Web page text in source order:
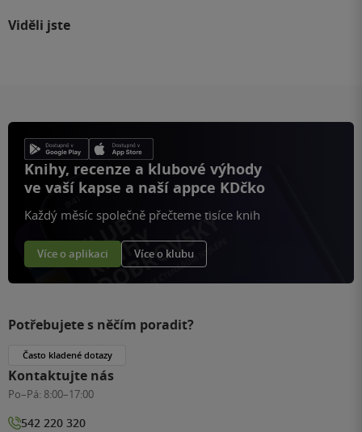
Viděli jste
Knihy, recenze a klubové výhody
ve vaší kapse a naší appce KDčko
Každý měsíc společně přečteme tisíce knih
Více o aplikaci Více o klubu
Potřebujete s něčím poradit?
Často kladené dotazy
Kontaktujte nás
Po–Pá: 8:00–17:00
542 220 320